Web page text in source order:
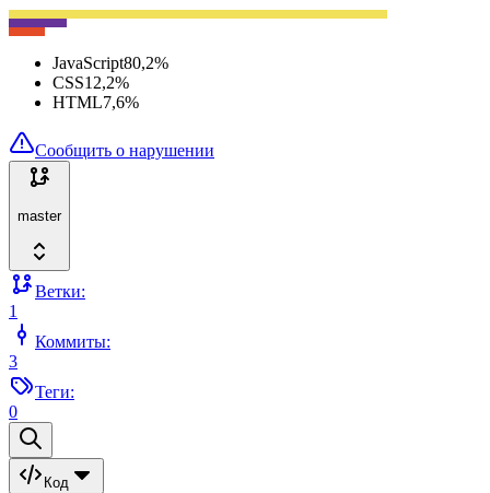
JavaScript80,2%
CSS12,2%
HTML7,6%
Сообщить о нарушении
master
Ветки:
1
Коммиты:
3
Теги:
0
Код